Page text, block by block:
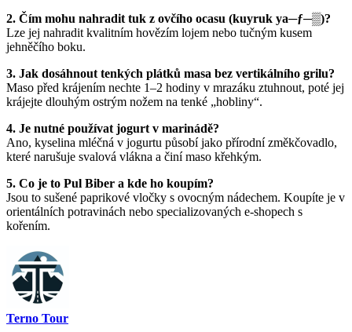
2. Čím mohu nahradit tuk z ovčího ocasu (kuyruk ya─ƒ─▒)?
Lze jej nahradit kvalitním hovězím lojem nebo tučným kusem
jehněčího boku.
3. Jak dosáhnout tenkých plátků masa bez vertikálního grilu?
Maso před krájením nechte 1–2 hodiny v mrazáku ztuhnout, poté jej
krájejte dlouhým ostrým nožem na tenké „hobliny“.
4. Je nutné používat jogurt v marinádě?
Ano, kyselina mléčná v jogurtu působí jako přírodní změkčovadlo,
které narušuje svalová vlákna a činí maso křehkým.
5. Co je to Pul Biber a kde ho koupím?
Jsou to sušené paprikové vločky s ovocným nádechem. Koupíte je v
orientálních potravinách nebo specializovaných e-shopech s
kořením.
Terno Tour